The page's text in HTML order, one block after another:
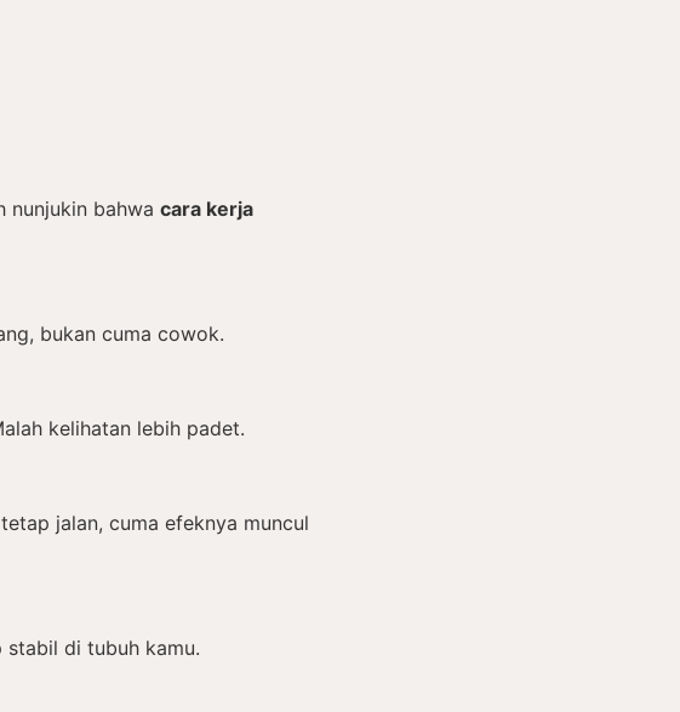
nunjukin bahwa cara kerja
bukan cuma cowok.
kelihatan lebih padet.
tetap jalan, cuma efeknya muncul
stabil di tubuh kamu.